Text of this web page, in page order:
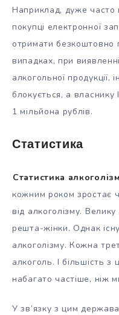
Наприклад, дуже часто
покупці електронної
отримати безкоштовно
випадках, при
алкогольної продукції,
блокується, а
1 мільйона рублів.
Статистика
Статистика
кожним роком зростає
від алкоголізму.
решта-жінки. Однак
алкоголізму. Кожна
алкоголь. І більшість
набагато частіше, ніж
У зв’язку з цим